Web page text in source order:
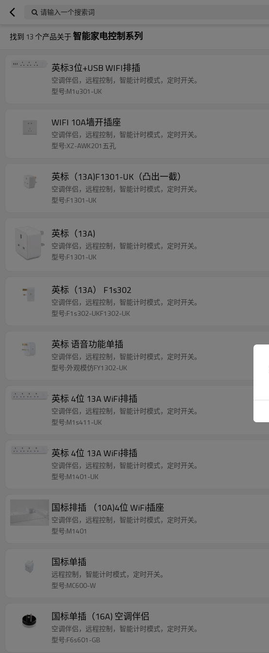
请输入一个搜索词
找到 13个产品关于智能家电控制系列
英标3位+USB WIFI排插
空调伴侣，远程控制，智能计时模式，定时开关。
型号:M1u301-UK
WIFI 10A墙开插座
空调伴侣，远程控制，智能计时模式，定时开关。
型号:XZ-AWK201五孔
英标（13A)F1301-UK（凸出一截）
空调伴侣，远程控制，智能计时模式，定时开关。
型号:F1301-UK
英标（13A)
空调伴侣，远程控制，智能计时模式，定时开关。
型号:F1301-UK
英标（13A） F1s302
空调伴侣，远程控制，智能计时模式，定时开关。
型号:F1s302-UKF1302-UK
英标 语音功能单插
空调伴侣，远程控制，智能计时模式，定时开关。
型号:外观模仿FY1302-UK
英标 4位 13A WiFi排插
空调伴侣，远程控制，智能计时模式，定时开关。
型号:M1s411-UK
英标 4位 13A WiFi排插
空调伴侣，远程控制，智能计时模式，定时开关。
型号:M1401-UK
国标排插 （10A)4位 WiFi插座
空调伴侣，远程控制，智能计时模式，定时开关。
型号:M1401
国标单插
远程控制，智能计时模式，定时开关。
型号:MC600-W
国标单插（16A) 空调伴侣
空调伴侣，远程控制，智能计时模式，定时开关。
型号:F6s601-GB